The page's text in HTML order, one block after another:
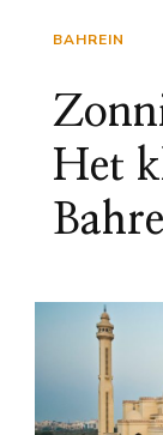
BAHREIN
Het